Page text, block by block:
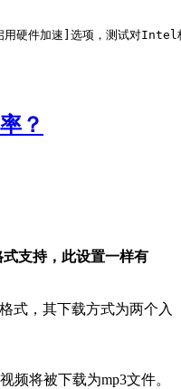
？
支持，此设置一样有
式，其下载方式为两个入
频将被下载为mp3文件。